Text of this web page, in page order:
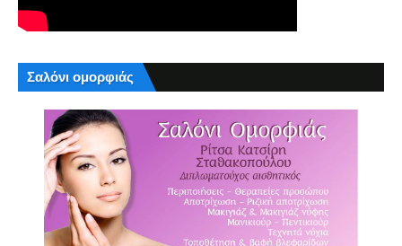
Σαλόνι ομορφιάς